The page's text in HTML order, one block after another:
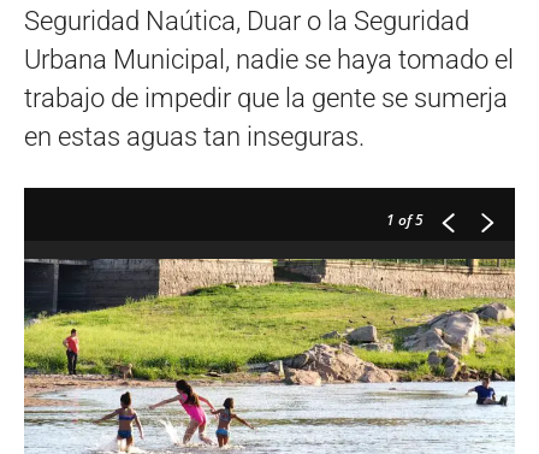
Seguridad Naútica, Duar o la Seguridad
Urbana Municipal, nadie se haya tomado el
trabajo de impedir que la gente se sumerja
en estas aguas tan inseguras.
1 of 5